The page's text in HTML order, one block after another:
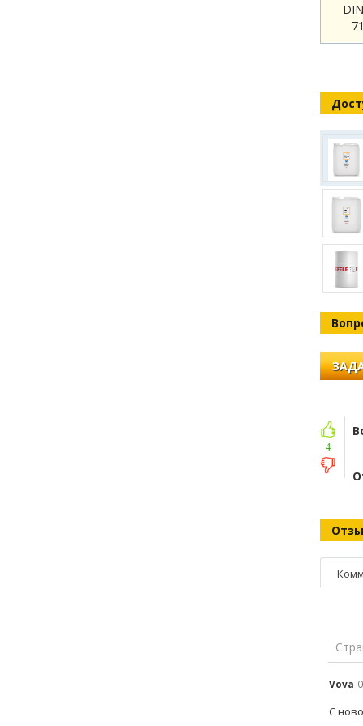
4
Vova
С